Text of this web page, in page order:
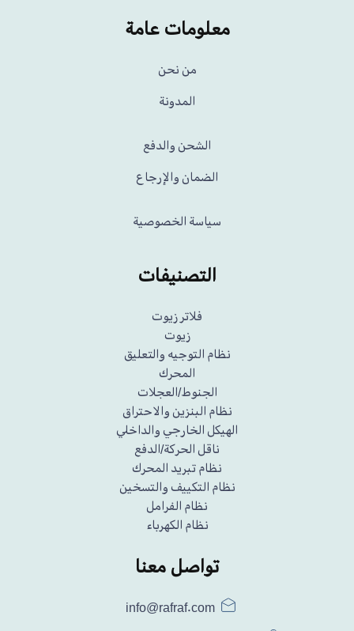
معلومات عامة
من نحن
المدونة
الشحن والدفع
الضمان والإرجاع
سياسة الخصوصية
التصنيفات
فلاتر زيوت
زيوت
نظام التوجيه والتعليق
المحرك
الجنوط/العجلات
نظام البنزين والاحتراق
الهيكل الخارجي والداخلي
ناقل الحركة/الدفع
نظام تبريد المحرك
نظام التكييف والتسخين
نظام الفرامل
نظام الكهرباء
تواصل معنا
info@rafraf.com